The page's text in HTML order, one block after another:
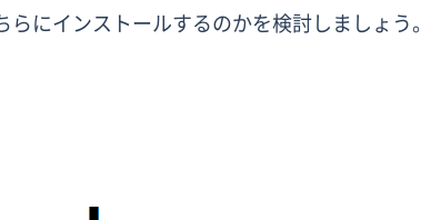
にインストールするのかを検討しましょう。